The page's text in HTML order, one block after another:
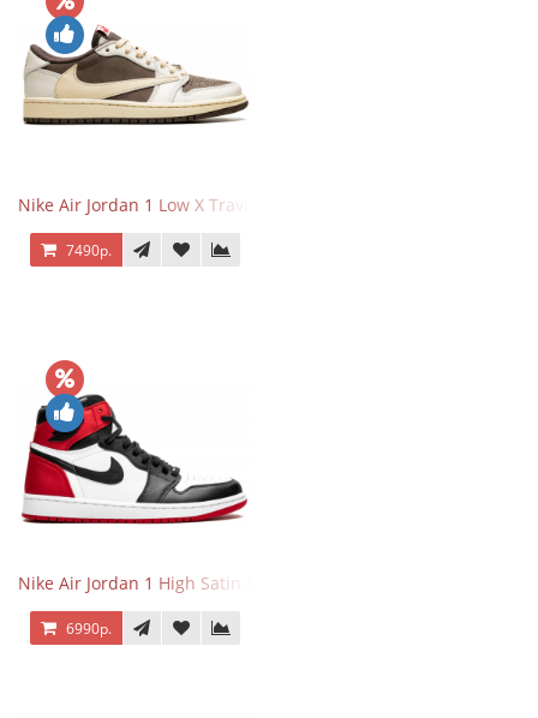
Nike Air Jordan 1 Low X Travis Scott Reverse Mocha
7490р.
Nike Air Jordan 1 High Satin Black Toe
6990р.